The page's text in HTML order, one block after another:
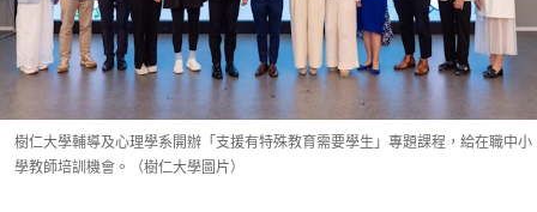
樹仁大學輔導及心理學系開辦「支援有特殊教育需要學生」專題課程，給在職中小
學教師培訓機會。（樹仁大學圖片）